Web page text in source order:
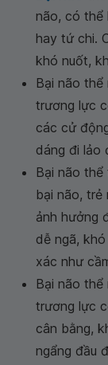
não, có thể
hay tứ chi.
khó nuốt,
Bại não
trương lực
các cử
dáng đi lảo
Bại não thể
bại não, trẻ
ảnh hưởng
dễ ngã,
xác như
Bại não thể
trương lực
cân bằng,
ngẩng đầu